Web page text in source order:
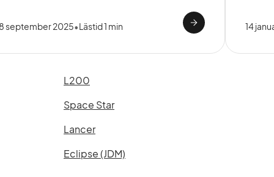
september 2025•Lästid 1 min 14
L200
Space Star
Lancer
Eclipse (JDM)